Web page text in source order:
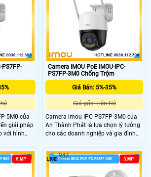
PS7FP-
5M0 của
giải pháp
với hình
chiều và
bảo vệ an
nhà và
Camera IMOU PoE IMOU-IPC-
PS7FP-3M0 Chống Trộm
Giá Bán: 5%-35%
Giá gốc: Liên Hệ
Camera imou IPC-PS7FP-3M0 của
An Thành Phát là lựa chọn lý tưởng
cho các doanh nghiệp và gia đình
muốn có hệ thống giám sát thông
minh, dễ lắp đặt, kết hợp nhiều chức
năng trong một sản phẩm duy nhất.
944